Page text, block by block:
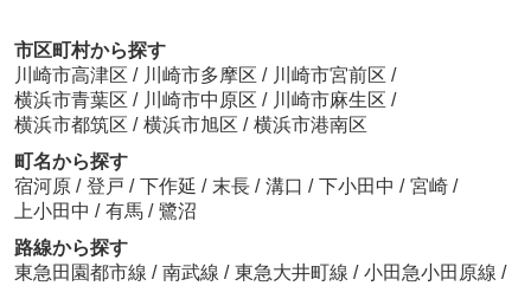
市区町村から探す
川崎市高津区 / 川崎市多摩区 / 川崎市宮前区 /
横浜市青葉区 / 川崎市中原区 / 川崎市麻生区 /
横浜市都筑区 / 横浜市旭区 / 横浜市港南区
町名から探す
宿河原 / 登戸 / 下作延 / 末長 / 溝口 / 下小田中 / 宮崎 /
上小田中 / 有馬 / 鷺沼
路線から探す
東急田園都市線 / 南武線 / 東急大井町線 / 小田急小田原線 /